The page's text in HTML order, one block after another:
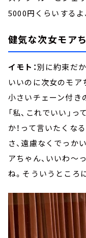
5000円くらいするよ
健気な次女モア
イモト：別に約束だ
いいのに次女のモア
小さいチェーン付き
「私、これでいい」
か！って言いたくな
さ、遠慮なくでっか
アちゃん、いいわ～
ね。そういうところ